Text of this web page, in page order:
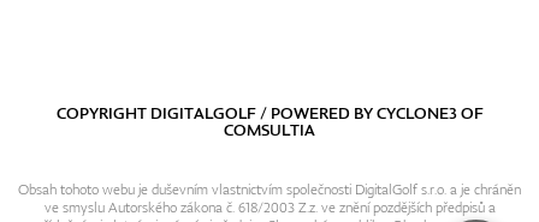
COPYRIGHT DIGITALGOLF / POWERED BYCYCLONE3OF
COMSULTIA
Obsah tohoto webu je duševním vlastnictvím společnosti DigitalGolf s.r.o. a je chráněn
ve smyslu Autorského zákona č. 618/2003 Z.z. ve znění pozdějších předpisů a